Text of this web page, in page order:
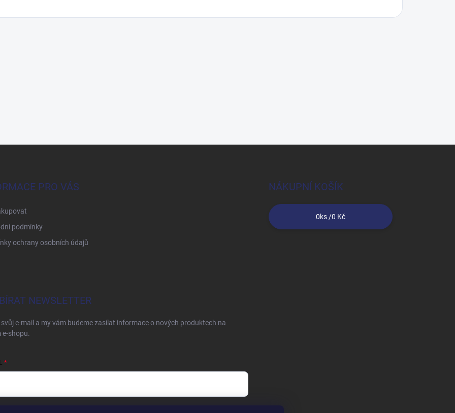
PRO VÁS
podmínky
ochrany osobních údajů
NÁKUPNÍ KOŠÍK
0ks /0 Kč
NEWSLETTER
e-mail a my vám budeme zasílat informace o nových produktech na
e-shopu.